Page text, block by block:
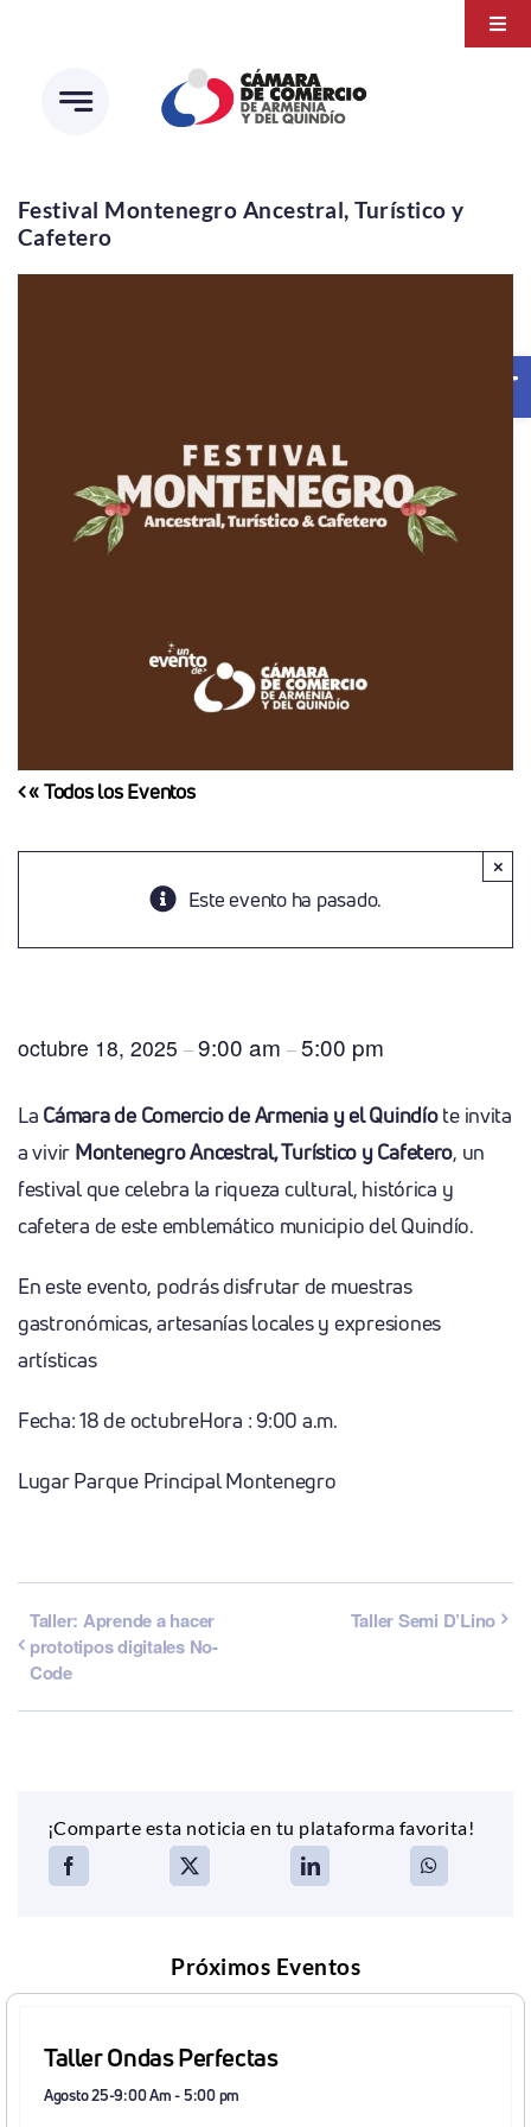
contenido
Estudios e Investigaciones
Festival Montenegro Ancestral, Turístico y
Cafetero
« Todos los Eventos
Este evento ha pasado.
×
octubre 18, 2025 –9:00 am –5:00 pm
La Cámara de Comercio de Armenia y el Quindíote invita
a vivir Montenegro Ancestral, Turístico y Cafetero, un
festival que celebra la riqueza cultural, histórica y
cafetera de este emblemático municipio del Quindío.
En este evento, podrás disfrutar de muestras
gastronómicas, artesanías locales y expresiones
artísticas
Fecha: 18 de octubreHora : 9:00 a.m.
Lugar Parque Principal Montenegro
Taller: Aprende a hacer
prototipos digitales No-
Code
Taller Semi D’Lino
¡Comparte esta noticia en tu plataforma favorita!
Próximos Eventos
Taller Ondas Perfectas
Agosto 25-9:00 Am-5:00 pm